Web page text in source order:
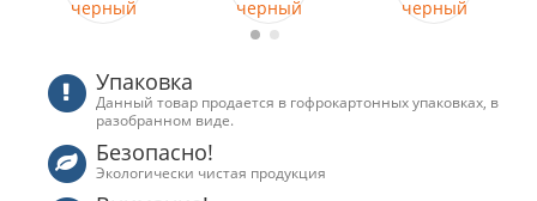
Упаковка
Данный товар продается в гофрокартонных упаковках, в
разобранном виде.
Безопасно!
Экологически чистая продукция